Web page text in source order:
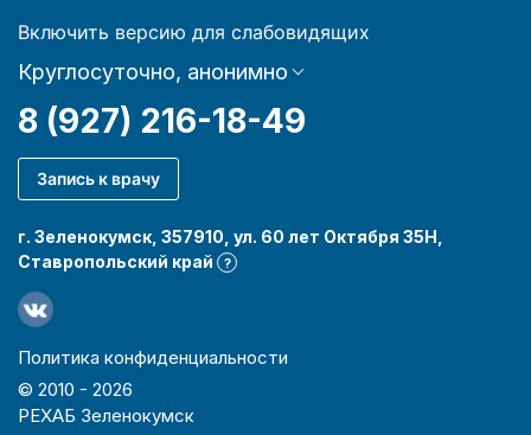
Включить версию для слабовидящих
Круглосуточно, анонимно
8 (927) 216-18-49
Запись к врачу
г. Зеленокумск, 357910, ул. 60 лет Октября 35Н,
Ставропольский край
?
Политика конфиденциальности
© 2010 - 2026
РЕХАБ Зеленокумск